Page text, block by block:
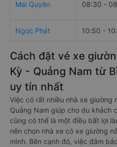
Mai Quyên 08:30 -
Ngọc Phát 10:50 -
Cách đặt vé xe
Kỳ - Quảng Nam từ
uy tín nhất
Việc có rất nhiều nhà xe giường
Quảng Nam giúp cho du khách
cũng có thể là một điều bất lợi
nên chọn nhà xe có xe giường
mình. Bên cạnh đó, việc đảm